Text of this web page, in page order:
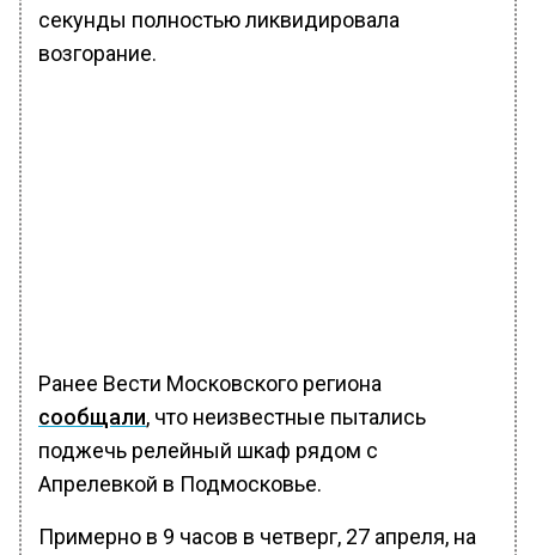
секунды полностью ликвидировала
возгорание.
Ранее Вести Московского региона
сообщали, что неизвестные пытались
поджечь релейный шкаф рядом с
Апрелевкой в Подмосковье.
Примерно в 9 часов в четверг, 27 апреля, на